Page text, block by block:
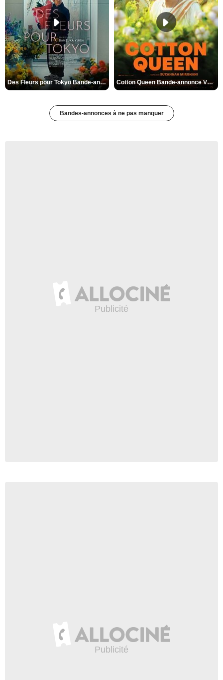
Des Fleurs pour Tokyo Bande-annonce VO STFR Cotton Queen Bande-annonce VO STFR
Bandes-annonces à ne pas manquer